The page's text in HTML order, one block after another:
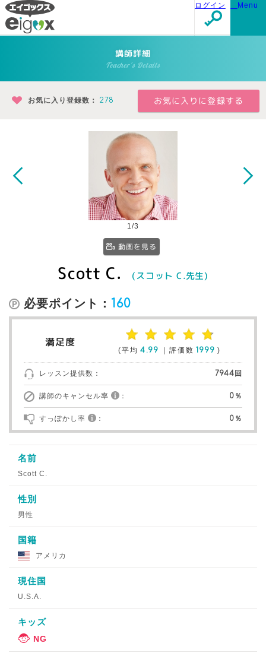
Menu
ログイン
講師詳細
Teacher's Details
1/3
動画を見る
Scott C. (スコット C.先生)
必要ポイント： 160
満足度
(平均 4.99 ｜評価数 1999 )
レッスン提供数： 7944回
講師のキャンセル率 ： 0％
すっぽかし率 ： 0％
お気に入り登録数： 278
名前
Scott C.
性別
男性
国籍
アメリカ
現住国
U.S.A.
キッズ